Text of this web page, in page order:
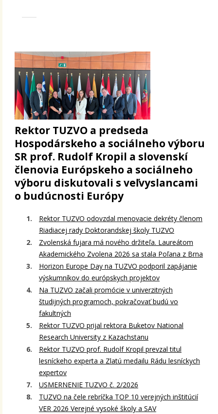
Rektor TUZVO a predseda
Hospodárskeho a sociálneho výboru
SR prof. Rudolf Kropil a slovenskí
členovia Európskeho a sociálneho
výboru diskutovali s veľvyslancami
o budúcnosti Európy
Rektor TUZVO odovzdal menovacie dekréty členom
Riadiacej rady Doktorandskej školy TUZVO
Zvolenská fujara má nového držiteľa. Laureátom
Akademického Zvolena 2026 sa stala Poľana z Brna
Horizon Europe Day na TUZVO podporil zapájanie
výskumníkov do európskych projektov
Na TUZVO začali promócie v univerzitných
študijných programoch, pokračovať budú vo
fakultných
Rektor TUZVO prijal rektora Buketov National
Research University z Kazachstanu
Rektor TUZVO prof. Rudolf Kropil prevzal titul
lesníckeho experta a Zlatú medailu Rádu lesníckych
expertov
USMERNENIE TUZVO č. 2/2026
TUZVO na čele rebríčka TOP 10 verejných inštitúcií
VER 2026 Verejné vysoké školy a SAV